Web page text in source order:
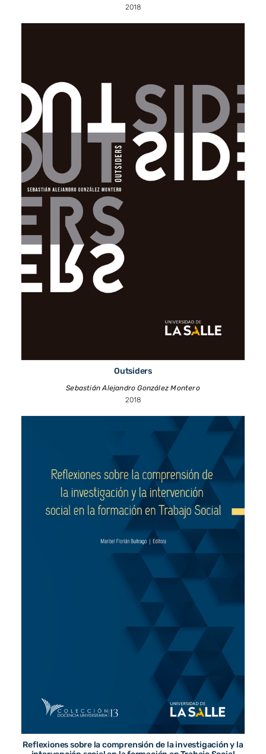
2018
Outsiders
Sebastián Alejandro González Montero
2018
Reflexiones sobre la comprensión de la investigación y la